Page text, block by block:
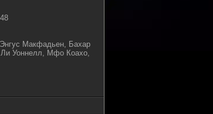
Макфадьен, Бахар
Уоннелл, Мфо Коахо,